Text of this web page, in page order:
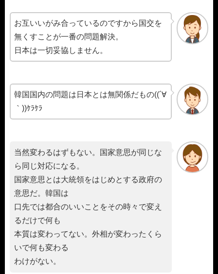
お互いいがみ合っているのですから国交を
無くすことが一番の問題解決。
日本は一切妥協しません。
韓国国内の問題は日本とは無関係だもの((´∀
｀))ｹﾗｹﾗ
当然変わるはずもない。国家意思が同じな
ら同じ対応になる。
国家意思とは大統領をはじめとする政府の
意思だ。韓国は
口先では都合のいいことをその時々で変え
るだけで何も
本質は変わってない。外相が変わったくら
いで何も変わる
わけがない。